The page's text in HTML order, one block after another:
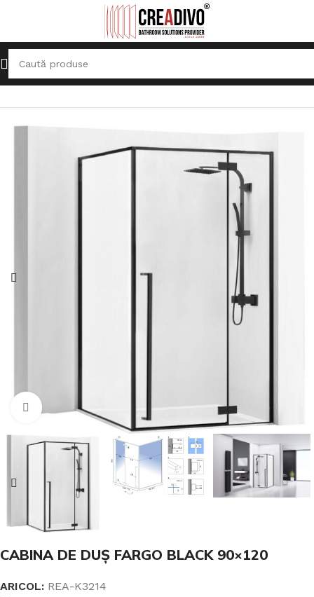
Prima pagină Cabine de duş Cabine de colț
Click pentru a mari
CABINA DE DUȘ FARGO BLACK 90×120
ARICOL: REA-K3214